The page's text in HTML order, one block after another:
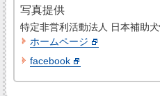
写真提供
特定非営利活動法人 日本補助
ホームページ
facebook